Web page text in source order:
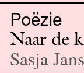
Poëzie
Naar de
Sasja